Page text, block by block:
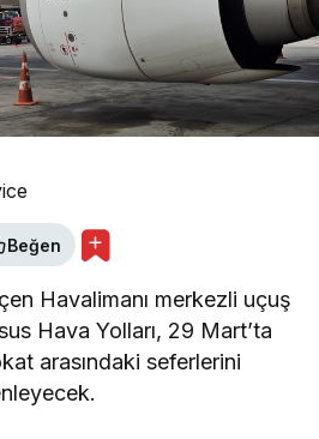
Beğen
Havalimanı merkezli uçuş
Hava Yolları, 29 Mart’ta
arasındaki seferlerini